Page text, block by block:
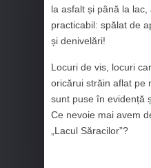
la asfalt și până la lac,
practicabil: spălat de
și denivelări!
Locuri de vis, locuri
oricărui străin aflat pe
sunt puse în evidență
Ce nevoie mai avem
„Lacul Săracilor”?